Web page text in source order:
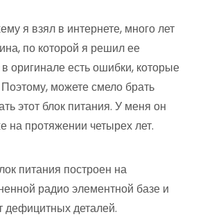
я взял в интернете, много лет
по которой я решил ее
оригинале есть ошибки, которые
можете смело брать
этот блок питания. У меня он
на протяжении четырех лет.
питания построен на
радио элементной базе и
дефицитных деталей.